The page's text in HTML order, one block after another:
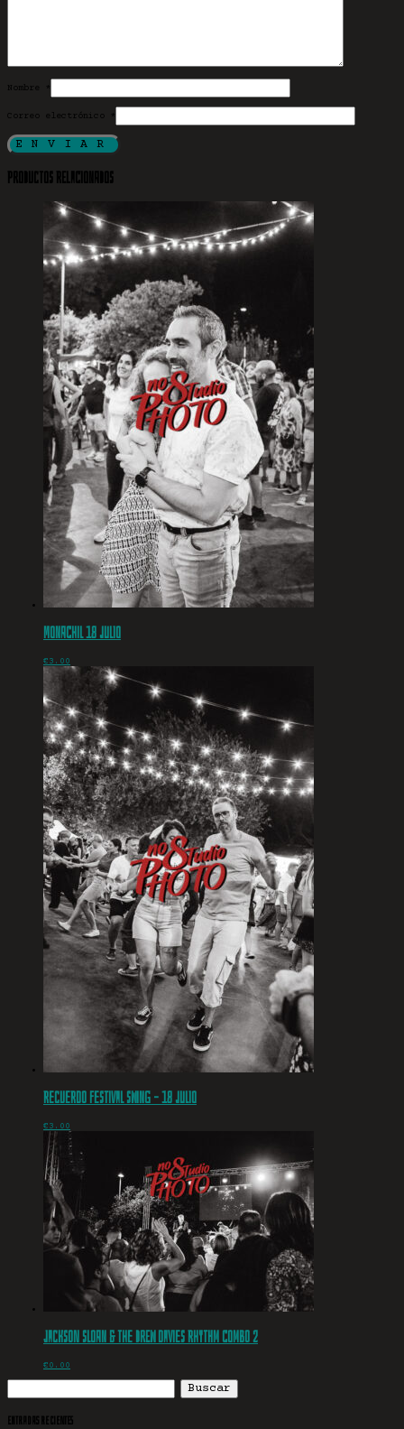
Nombre *
Correo electrónico *
Productos relacionados
Monachil 18 julio
€3.00
Recuerdo Festival Swing – 18 julio
€3.00
Jackson Sloan & The Drew Davies Rhythm Combo 2
€0.00
Buscar:
Entradas recientes